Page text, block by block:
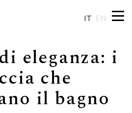
IT EN
eleganza: i
che
il bagno